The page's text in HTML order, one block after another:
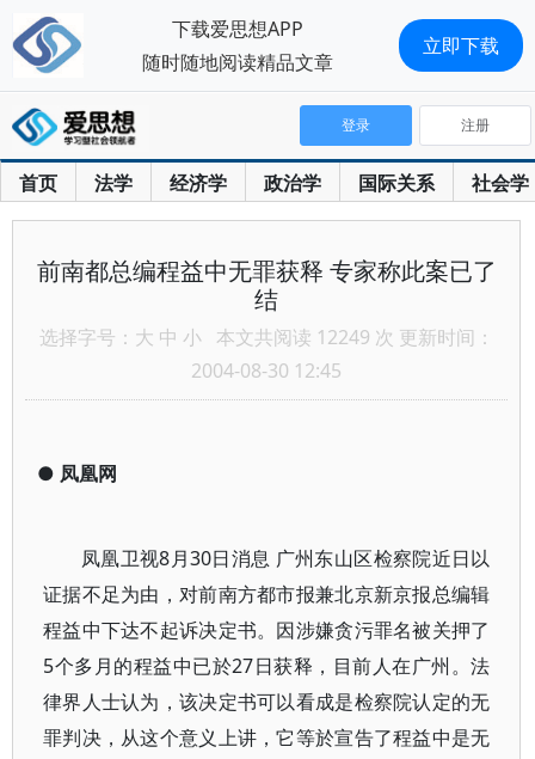
首页 法学 经济学 政治学 国际关系 社会学
登录 注册
前南都总编程益中无罪获释 专家称此案已了
结
选择字号： 大 中 小 本文共阅读 12249 次 更新时间：
2004-08-30 12:45
● 凤凰网
凤凰卫视8月30日消息 广州东山区检察院近日以
证据不足为由，对前南方都市报兼北京新京报总编辑
程益中下达不起诉决定书。因涉嫌贪污罪名被关押了
5个多月的程益中已於27日获释，目前人在广州。法
律界人士认为，该决定书可以看成是检察院认定的无
罪判决，从这个意义上讲，它等於宣告了程益中是无
下载爱思想APP
随时随地阅读精品文章
立即下载